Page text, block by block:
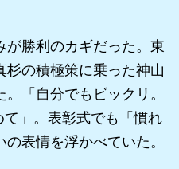
勝利のカギだった。東
杉の積極策に乗った神山
「自分でもビックリ。
て」。表彰式でも「慣れ
表情を浮かべていた。